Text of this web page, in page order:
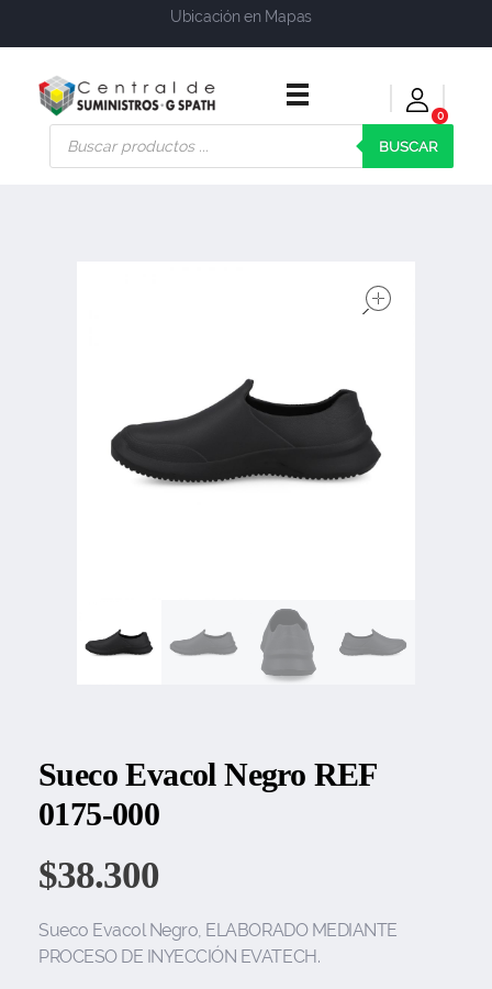
Ubicación en Mapas
Central de Suministros Gspath
Suministros y soluciones integrales para su empresa o negocio
0
BUSCAR
Sueco Evacol Negro REF
0175-000
$38.300
Sueco Evacol Negro, ELABORADO MEDIANTE
PROCESO DE INYECCIÓN EVATECH.